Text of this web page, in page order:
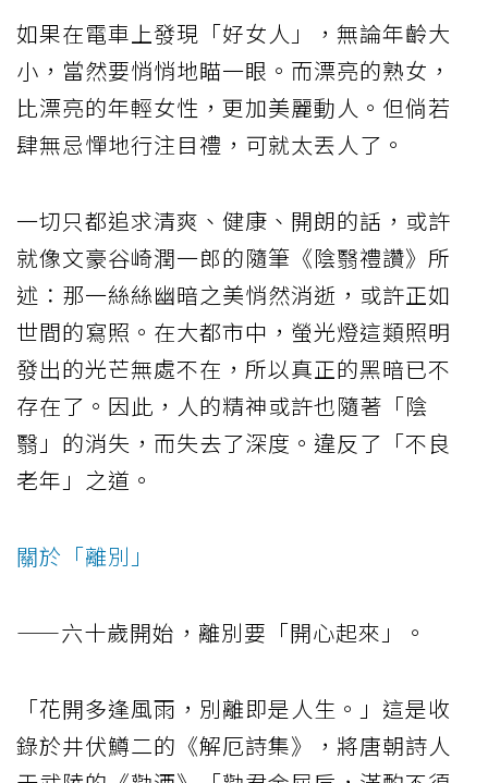
如果在電車上發現「好女人」，無論年齡大
小，當然要悄悄地瞄一眼。而漂亮的熟女，
比漂亮的年輕女性，更加美麗動人。但倘若
肆無忌憚地行注目禮，可就太丟人了。
一切只都追求清爽、健康、開朗的話，或許
就像文豪谷崎潤一郎的隨筆《陰翳禮讚》所
述：那一絲絲幽暗之美悄然消逝，或許正如
世間的寫照。在大都市中，螢光燈這類照明
發出的光芒無處不在，所以真正的黑暗已不
存在了。因此，人的精神或許也隨著「陰
翳」的消失，而失去了深度。違反了「不良
老年」之道。
關於「離別」
——六十歲開始，離別要「開心起來」。
「花開多逢風雨，別離即是人生。」這是收
錄於井伏鱒二的《解厄詩集》，將唐朝詩人